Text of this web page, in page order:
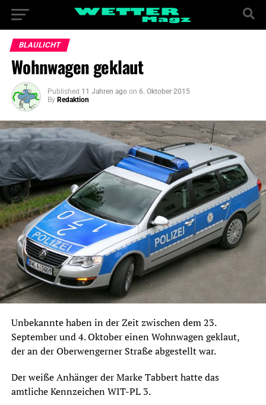
BLAULICHT
Wohnwagen geklaut
Published 11 Jahren ago on 6. Oktober 2015
By Redaktion
Unbekannte haben in der Zeit zwischen dem 23.
September und 4. Oktober einen Wohnwagen geklaut,
der an der Oberwengerner Straße abgestellt war.
Der weiße Anhänger der Marke Tabbert hatte das
amtliche Kennzeichen WIT-PL 3.